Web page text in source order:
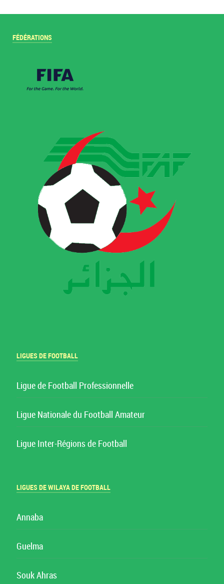
FÉDÉRATIONS
LIGUES DE FOOTBALL
Ligue de Football Professionnelle
Ligue Nationale du Football Amateur
Ligue Inter-Régions de Football
LIGUES DE WILAYA DE FOOTBALL
Annaba
Guelma
Souk Ahras